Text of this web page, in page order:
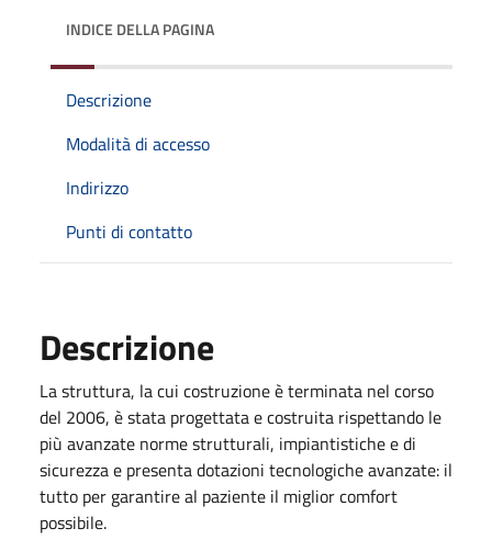
INDICE DELLA PAGINA
Descrizione
Modalità di accesso
Indirizzo
Punti di contatto
Descrizione
La struttura, la cui costruzione è terminata nel corso
del 2006, è stata progettata e costruita rispettando le
più avanzate norme strutturali, impiantistiche e di
sicurezza e presenta dotazioni tecnologiche avanzate: il
tutto per garantire al paziente il miglior comfort
possibile.